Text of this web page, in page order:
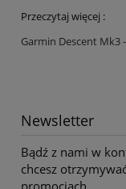
Przeczytaj więcej :
Garmin Descent
Newsletter
Bądź z nami w
chcesz